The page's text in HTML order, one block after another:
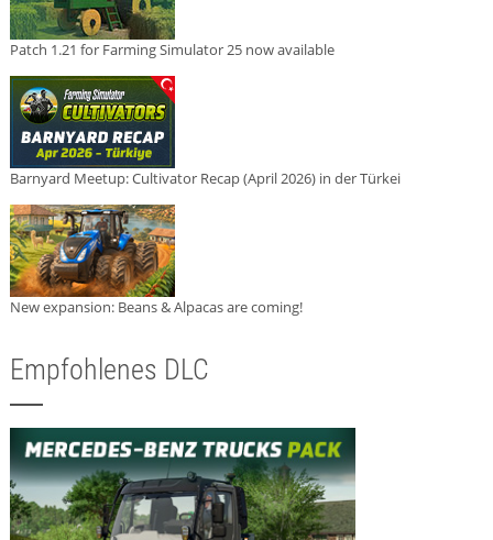
Patch 1.21 for Farming Simulator 25 now available
Barnyard Meetup: Cultivator Recap (April 2026) in der Türkei
New expansion: Beans & Alpacas are coming!
Empfohlenes DLC